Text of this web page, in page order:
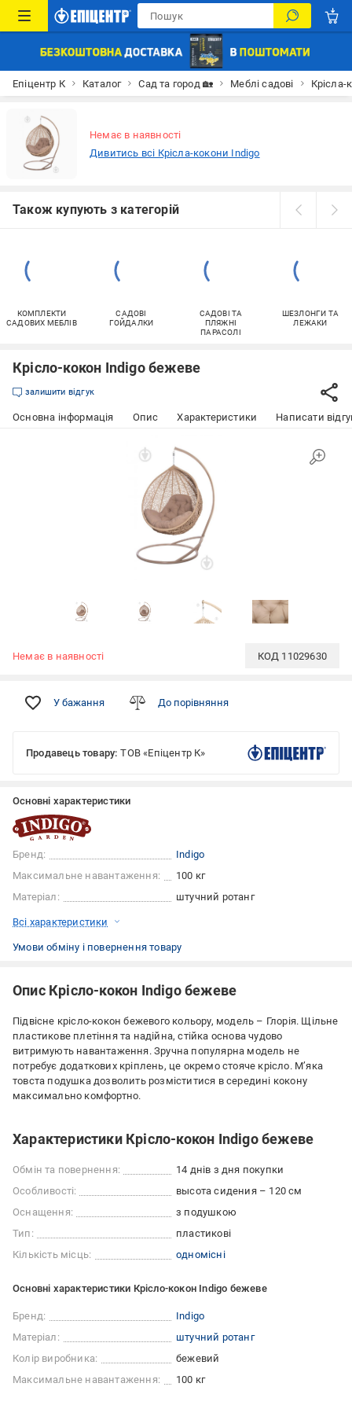
Епіцентр К Каталог Сад та город 🏡 Меблі садові Крісла-
Немає в наявності
Дивитись всі Крісла-кокони Indigo
Також купують з категорій
КОМПЛЕКТИ
САДОВИХ МЕБЛІВ
САДОВІ
ГОЙДАЛКИ
САДОВІ ТА
ПЛЯЖНІ
ПАРАСОЛІ
ШЕЗЛОНГИ ТА
ЛЕЖАКИ
Крісло-кокон Indigo бежеве
залишити відгук
Основна інформація Опис Характеристики Написати
Немає в наявності КОД 11029630
У бажання До порівняння
Продавець товару: ТОВ «Епіцентр К»
Основні характеристики
Бренд:
Indigo
Максимальне навантаження:
100 кг
Матеріал:
штучний ротанг
Всі характеристики
Умови обміну і повернення товару
Опис Крісло-кокон Indigo бежеве
Підвісне крісло-кокон бежевого кольору, модель – Глорія. Щільне
пластикове плетіння та надійна, стійка основа чудово
витримують навантаження. Зручна популярна модель не
потребує додаткових кріплень, це окремо стояче крісло. М’яка
товста подушка дозволить розміститися в середині кокону
максимально комфортно.
Характеристики Крісло-кокон Indigo бежеве
Обмін та повернення:
14 днів з дня покупки
Особливості:
высота сидения – 120 см
Оснащення:
з подушкою
Тип:
пластикові
Кількість місць:
одномісні
Основні характеристики Крісло-кокон Indigo бежеве
Бренд:
Indigo
Матеріал:
штучний ротанг
Колір виробника:
бежевий
Максимальне навантаження:
100 кг